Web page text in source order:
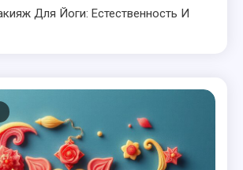
Для Йоги: Естественность И